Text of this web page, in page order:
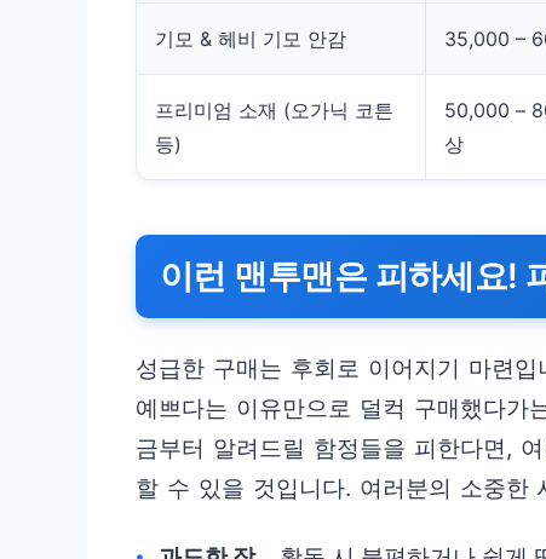
기모 & 헤비 기모 안감 35,000 –
프리미엄 소재 (오가닉 코튼
등)
50,000 –
상
이런 맨투맨은 피하세요!
성급한 구매는 후회로 이어지기 마련
예쁘다는 이유만으로 덜컥 구매했다가
금부터 알려드릴 함정들을 피한다면,
할 수 있을 것입니다. 여러분의 소중한